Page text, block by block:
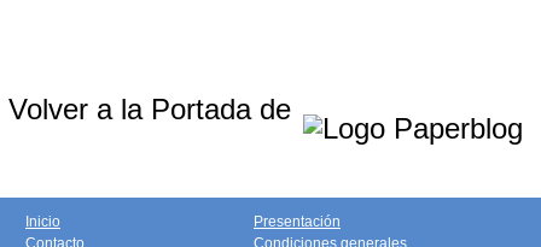
Volver a la Portada de
Inicio
Presentación